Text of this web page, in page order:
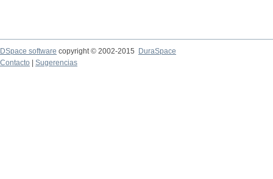
DSpace software copyright © 2002-2015
DuraSpace
Contacto
Sugerencias